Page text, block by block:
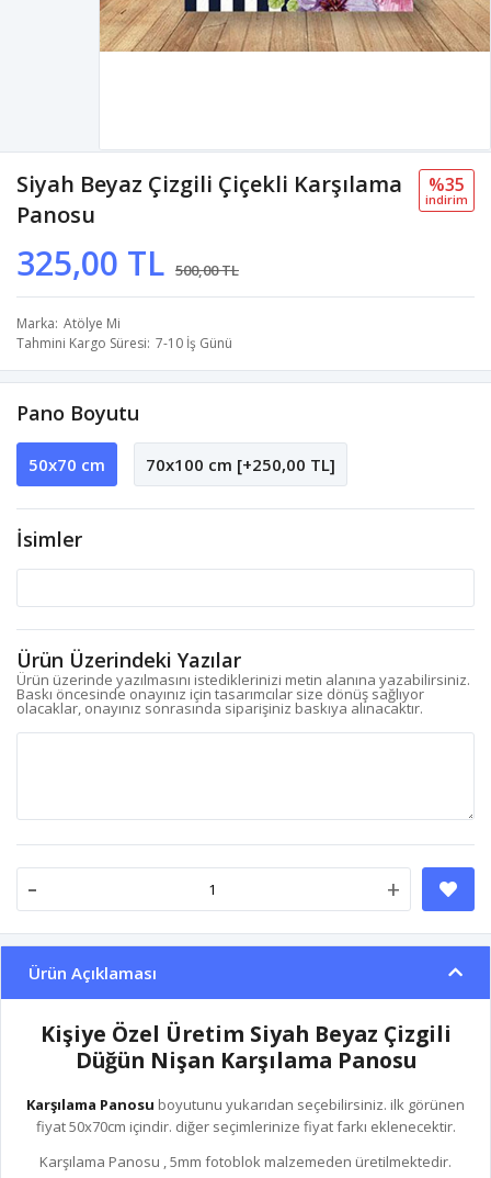
Siyah Beyaz Çizgili Çiçekli Karşılama
Panosu
325,00 TL 500,00 TL
%35
i̇ndi̇ri̇m
Marka Atölye Mi
Tahmini Kargo Süresi 7-10 İş Günü
Pano Boyutu
50x70 cm 70x100 cm [+250,00 TL]
İsimler
Ürün Üzerindeki Yazılar
Ürün üzerinde yazılmasını istediklerinizi metin alanına yazabilirsiniz.
Baskı öncesinde onayınız için tasarımcılar size dönüş sağlıyor
olacaklar, onayınız sonrasında siparişiniz baskıya alınacaktır.
- +
Ürün Açıklaması
Kişiye Özel Üretim Siyah Beyaz Çizgili
Düğün Nişan Karşılama Panosu
Karşılama Panosu boyutunu yukarıdan seçebilirsiniz. ilk görünen
fiyat 50x70cm içindir. diğer seçimlerinize fiyat farkı eklenecektir.
Karşılama Panosu , 5mm fotoblok malzemeden üretilmektedir.